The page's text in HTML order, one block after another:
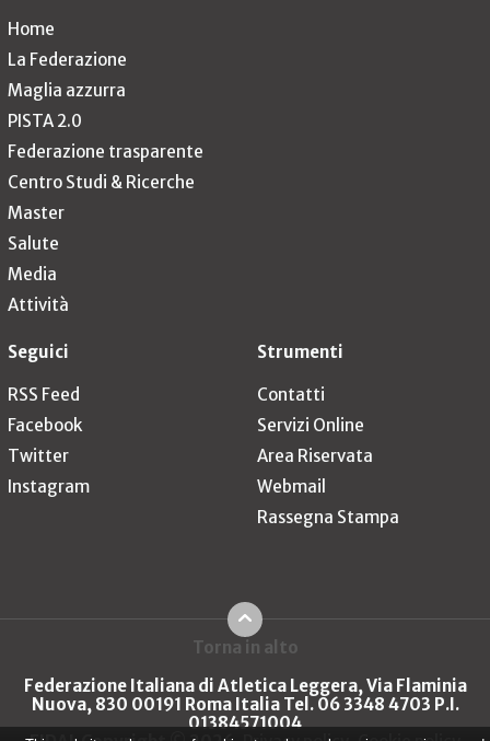
Home
La Federazione
Maglia azzurra
PISTA 2.0
Federazione trasparente
Centro Studi & Ricerche
Master
Salute
Media
Attività
Seguici
RSS Feed
Facebook
Twitter
Instagram
Strumenti
Contatti
Servizi Online
Area Riservata
Webmail
Rassegna Stampa
Torna in alto
Federazione Italiana di Atletica Leggera, Via Flaminia
Nuova, 830 00191 Roma Italia Tel. 06 3348 4703 P.I.
01384571004